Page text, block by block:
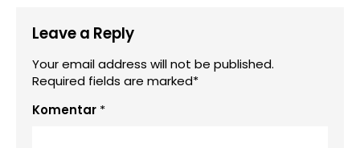
Leave a Reply
Your email address will not be published.
Required fields are marked*
Komentar *